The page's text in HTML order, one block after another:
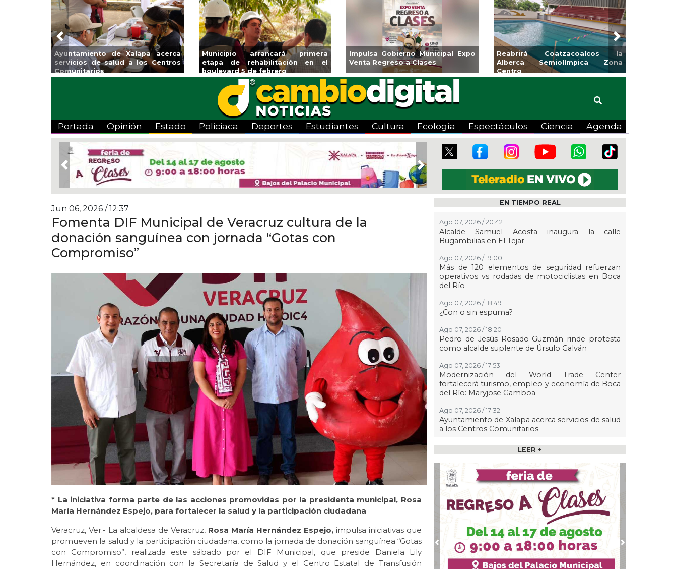
Invita Ayuntamiento de Veracruz
a Temporada de Artes “Escena
Viva”
Aplicará CMAS el Programa de
Tandeo durante agosto
Guarniciones y banquetas para la
colonia El Mango en Pánuco
Emprendedores de Xalapa
exponen en Mercadito
Bicentenario
Previous Next
Portada Opinión Estado Policiaca Deportes Estudiantes Cultura Ecología Espectáculos Ciencia Agenda
Previous Next
Jun 06, 2026 / 12:37
Fomenta DIF Municipal de Veracruz cultura de la
donación sanguínea con jornada “Gotas con
Compromiso”
* La iniciativa forma parte de las acciones promovidas por la presidenta municipal, Rosa
María Hernández Espejo, para fortalecer la salud y la participación ciudadana
Veracruz, Ver.- La alcaldesa de Veracruz, Rosa María Hernández Espejo, impulsa iniciativas que
promueven la salud y la participación ciudadana, como la jornada de donación sanguínea “Gotas
con Compromiso”, realizada este sábado por el DIF Municipal, que preside Daniela Lily
Hernández, en coordinación con la Secretaría de Salud y el Centro Estatal de Transfusión
EN TIEMPO REAL
Ago 07, 2026 / 20:42
Alcalde Samuel Acosta inaugura la calle
Bugambilias en El Tejar
Ago 07, 2026 / 19:00
Más de 120 elementos de seguridad refuerzan
operativos vs rodadas de motociclistas en Boca
del Río
Ago 07, 2026 / 18:49
¿Con o sin espuma?
Ago 07, 2026 / 18:20
Pedro de Jesús Rosado Guzmán rinde protesta
como alcalde suplente de Úrsulo Galván
Ago 07, 2026 / 17:53
Modernización del World Trade Center
fortalecerá turismo, empleo y economía de Boca
del Río: Maryjose Gamboa
Ago 07, 2026 / 17:32
Ayuntamiento de Xalapa acerca servicios de salud
a los Centros Comunitarios
Ago 07, 2026 / 17:15
Ayuntamiento e ICATVER fortalecen capacitación
laboral en beneficio de las y los sanandrescanos
Ago 07, 2026 / 14:56
Quincena, no me abandones.... 😝😜🤣
Ago 07, 2026 / 14:47
Generar empleo y bienestar, prioridad para el
Gobierno de San Andrés Tuxtla: Rafa Fararoni
Ago 07, 2026 / 14:39
Hallan con vida a pescador desaparecido desde el
23 de julio en Uxpanapa
LEER +
Previous Next